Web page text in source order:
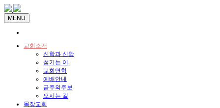
MENU
교회소개
신학과 신앙
섬기는 이
교회연혁
예배안내
금주의주보
오시는 길
목장교회